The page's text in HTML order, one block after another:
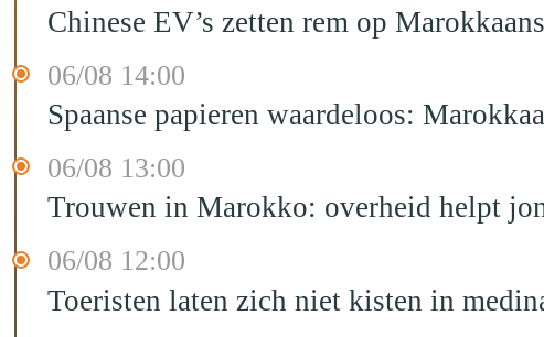
Chinese EV’s zetten rem op
06/08 14:00
Spaanse papieren waardeloos:
06/08 13:00
Trouwen in Marokko: overheid helpt
06/08 12:00
Toeristen laten zich niet kisten in